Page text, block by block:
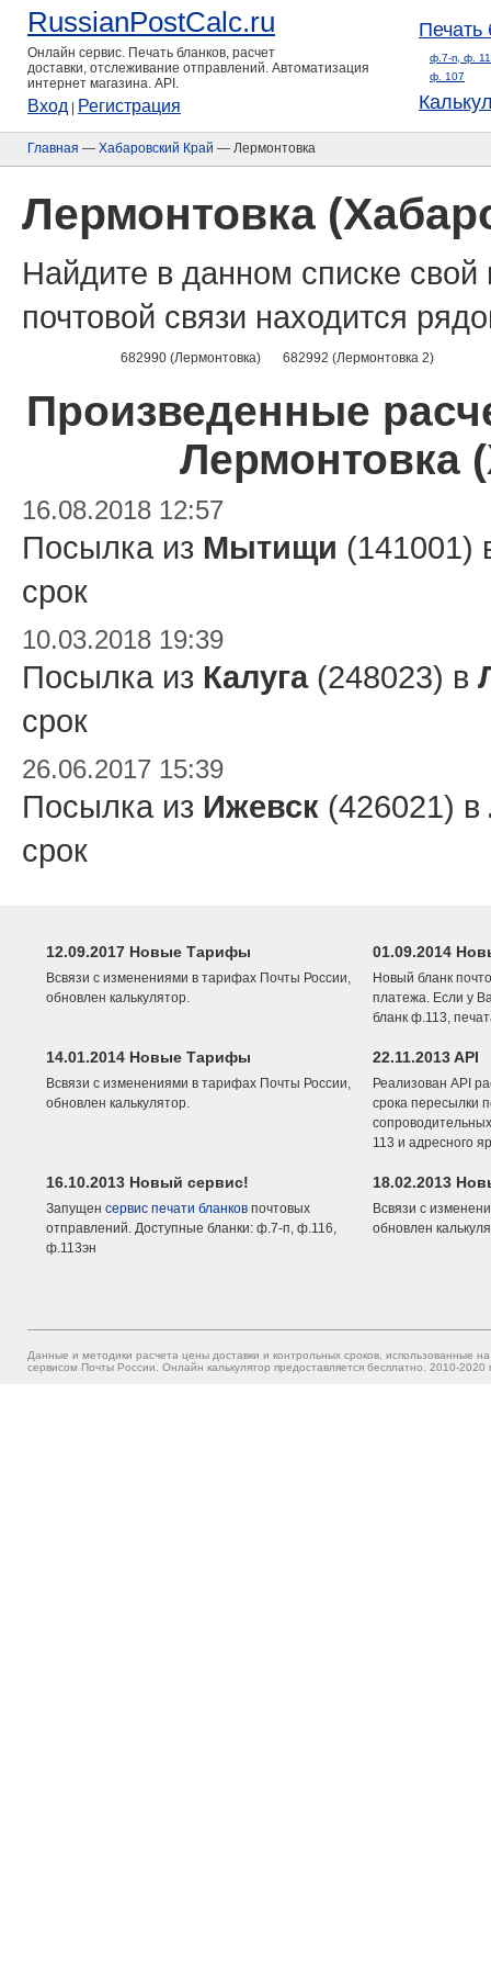
RussianPostCalc.ru
Онлайн сервис. Печать бланков, расчет
доставки, отслеживание отправлений. Автоматизация
интернет магазина. API.
Вход Регистрация
Печать
ф.7-п, ф.
ф. 107
Главная — Хабаровский Край — Лермонтовка
Лермонтовка
Найдите в данном списке
почтовой связи находится
682990 (Лермонтовка) 682992 (Лермонтовка 2)
Произведенные
Лермонтовка
16.08.2018 12:57
Посылка из Мытищи (141001)
срок
10.03.2018 19:39
Посылка из Калуга(248023) в
срок
26.06.2017 15:39
Посылка из Ижевск (426021) в
срок
12.09.2017 Новые Тарифы
Всвязи с изменениями в тарифах Почты России,
обновлен калькулятор.
01.09.2014
Новый бланк
платежа. Если у
бланк ф.113,
14.01.2014 Новые Тарифы
Всвязи с изменениями в тарифах Почты России,
обновлен калькулятор.
22.11.2013 API
Реализован API
срока пересылки
113 и адресного
16.10.2013 Новый сервис!
Запущен сервис печати бланков почтовых
отправлений. Доступные бланки: ф.7-п, ф.116,
ф.113эн
18.02.2013
Всвязи с
обновлен
Данные и методики расчета цены доставки и контрольных сроков, использованные
сервисом Почты России. Онлайн калькулятор предоставляется бесплатно. 2010-2020